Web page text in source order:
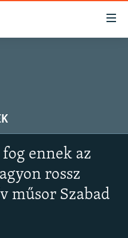
ennek az
rossz
műsor Szabad